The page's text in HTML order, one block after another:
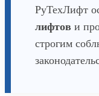
РуТехЛифт
лифтов и
строгим